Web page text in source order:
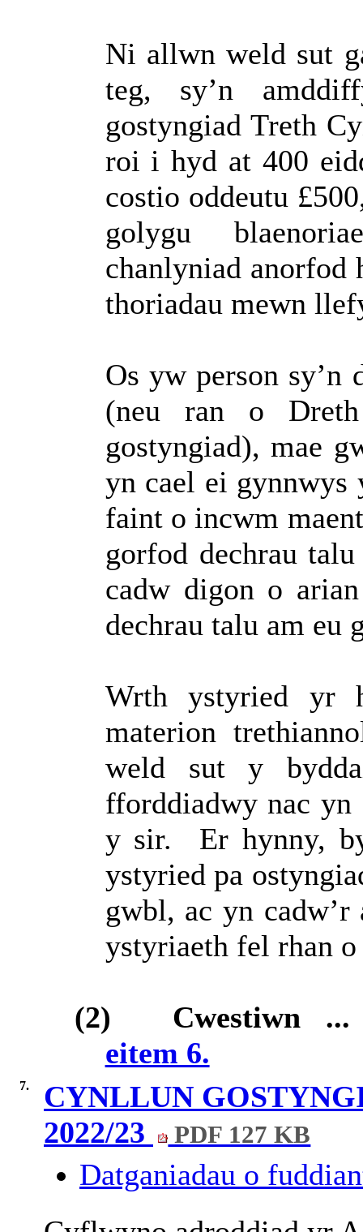
Ni allwn weld sut
teg, sy’n
gostyngiad Treth
roi i hyd at 400
costio oddeutu
golygu
chanlyniad
thoriadau mewn
Os yw person sy’n
(neu ran o
gostyngiad), mae
yn cael ei gynnwys
faint o incwm
gorfod dechrau
cadw digon o
dechrau talu am eu
Wrth ystyried yr
materion
weld sut y
fforddiadwy nac yn
y sir.
Er hynny,
ystyried pa
gwbl, ac yn
ystyriaeth fel rhan o
(2)
Cwestiwn
eitem 6.
7.
CYNLLUN
2022/23
PDF 127 KB
Datganiadau o